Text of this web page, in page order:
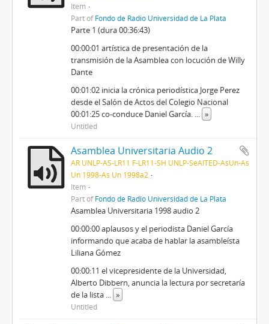
Item
Part ofFondo de Radio Universidad de La Plata
Parte 1 (dura 00:36:43)
00:00:01 artística de presentación de la
transmisión de la Asamblea con locución de Willy
Dante
00:01:02 inicia la crónica periodística Jorge Perez
desde el Salón de Actos del Colegio Nacional
00:01:25 co-conduce Daniel García. ... »
Untitled
Asamblea Universitaria Audio 2
AR UNLP-AS-LR11 F-LR11-SH UNLP-SeAITED-AsUn-As
Un 1998-As Un 1998a2
Item
Part ofFondo de Radio Universidad de La Plata
Asamblea Universitaria 1998 audio 2
00:00:00 aplausos y el periodista Daniel García
informando que acaba de hablar la asambleísta
Liliana Gómez
00:00:11 el vicepresidente de la Universidad,
Alberto Dibbern, anuncia la lectura por secretaría
de la lista ... »
Untitled